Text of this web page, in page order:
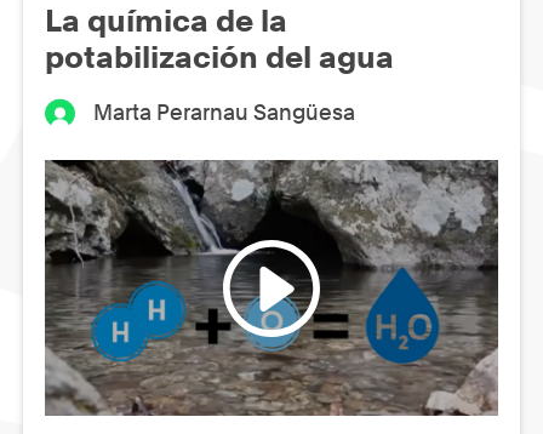
La química de la
potabilización del agua
Marta Perarnau Sangüesa